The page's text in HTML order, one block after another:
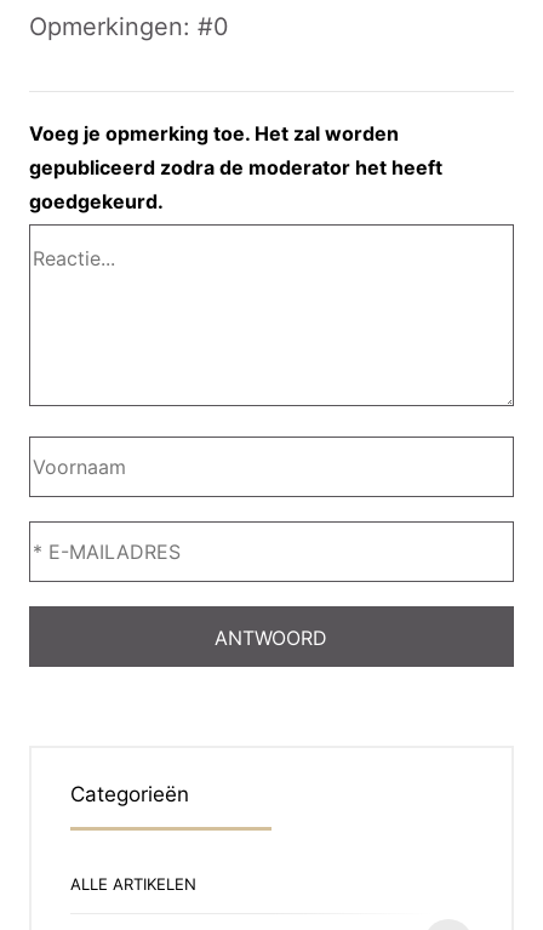
Opmerkingen: #0
Voeg je opmerking toe. Het zal worden
gepubliceerd zodra de moderator het heeft
goedgekeurd.
Categorieën
ALLE ARTIKELEN